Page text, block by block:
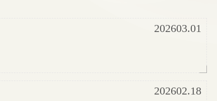
202603.01
202602.18